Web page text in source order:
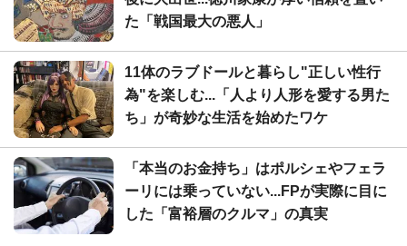
た「戦国最大の悪人」
11体のラブドールと暮らし"正しい性行
為"を楽しむ...「人より人形を愛する男た
ち」が奇妙な生活を始めたワケ
「本当のお金持ち」はポルシェやフェラ
ーリには乗っていない...FPが実際に目に
した「富裕層のクルマ」の真実